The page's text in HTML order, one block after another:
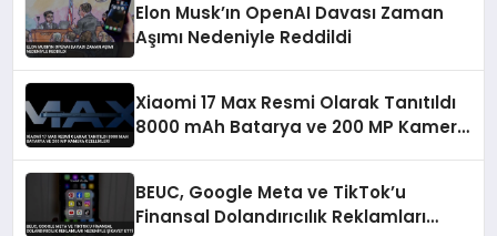
Elon Musk’ın OpenAI Davası Zaman
Aşımı Nedeniyle Reddildi
Xiaomi 17 Max Resmi Olarak Tanıtıldı
8000 mAh Batarya ve 200 MP Kamera
BEUC, Google Meta ve TikTok’u
Finansal Dolandırıcılık Reklamları